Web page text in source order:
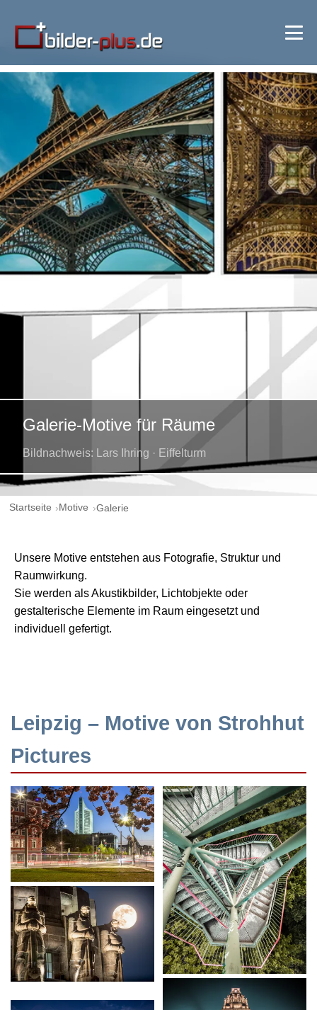
Galerie-Motive für Räume
Bildnachweis: Lars Ihring · Eiffelturm
Startseite Motive Galerie
Unsere Motive entstehen aus Fotografie, Struktur und
Raumwirkung.
Sie werden als Akustikbilder, Lichtobjekte oder
gestalterische Elemente im Raum eingesetzt und
individuell gefertigt.
Leipzig – Motive von Strohhut
Pictures